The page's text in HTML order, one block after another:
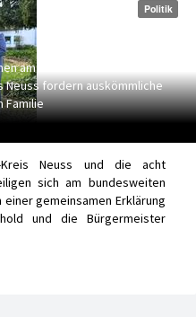
Politik
am Limit“: Landrätin und
Neuss fordern auskömmliche
Familie
Kreis Neuss und die acht
sich am bundesweiten
einer gemeinsamen Erklärung
und die Bürgermeister